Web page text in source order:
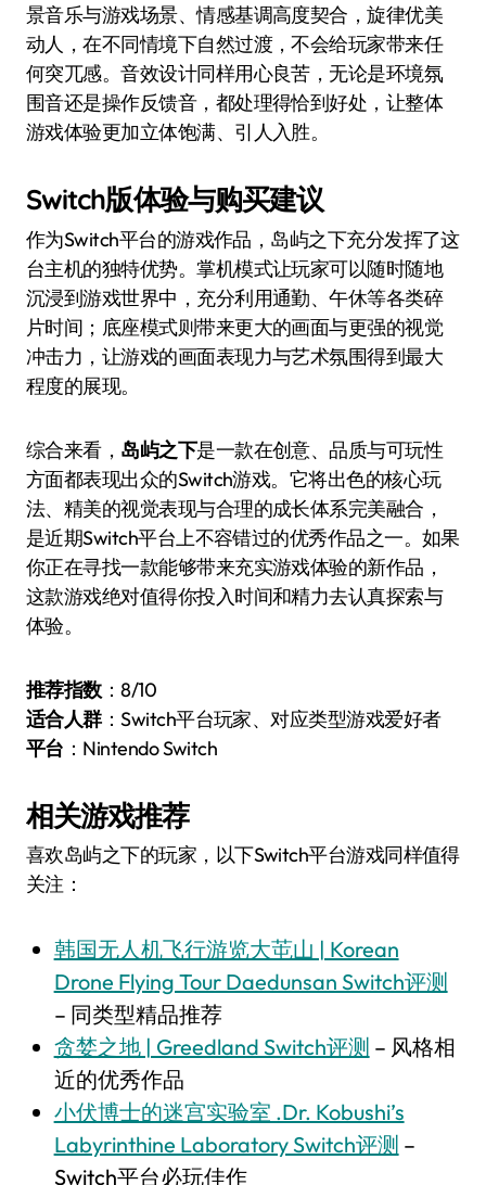
景音乐与游戏场景、情感基调高度契合，旋律优美
动人，在不同情境下自然过渡，不会给玩家带来任
何突兀感。音效设计同样用心良苦，无论是环境氛
围音还是操作反馈音，都处理得恰到好处，让整体
游戏体验更加立体饱满、引人入胜。
Switch版体验与购买建议
作为Switch平台的游戏作品，岛屿之下充分发挥了这
台主机的独特优势。掌机模式让玩家可以随时随地
沉浸到游戏世界中，充分利用通勤、午休等各类碎
片时间；底座模式则带来更大的画面与更强的视觉
冲击力，让游戏的画面表现力与艺术氛围得到最大
程度的展现。
综合来看， 岛屿之下是一款在创意、品质与可玩性
方面都表现出众的Switch游戏。它将出色的核心玩
法、精美的视觉表现与合理的成长体系完美融合，
是近期Switch平台上不容错过的优秀作品之一。如果
你正在寻找一款能够带来充实游戏体验的新作品，
这款游戏绝对值得你投入时间和精力去认真探索与
体验。
推荐指数：8/10
适合人群：Switch平台玩家、对应类型游戏爱好者
平台 ：Nintendo Switch
相关游戏推荐
喜欢岛屿之下的玩家，以下Switch平台游戏同样值得
关注：
韩国无人机飞行游览大芚山 | Korean
Drone Flying Tour Daedunsan Switch评测
– 同类型精品推荐
贪婪之地 | Greedland Switch评测 – 风格相
近的优秀作品
小伏博士的迷宫实验室 .Dr. Kobushi’s
Labyrinthine Laboratory Switch评测 –
Switch平台必玩佳作